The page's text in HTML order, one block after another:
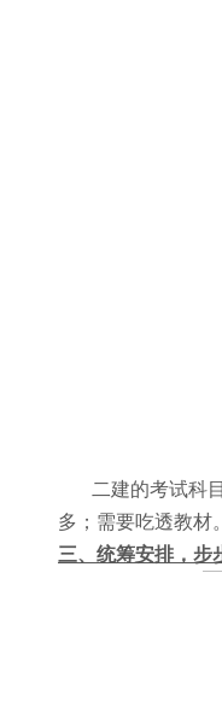
二建的考试科目
多；需要吃透教材
三、统筹安排，步